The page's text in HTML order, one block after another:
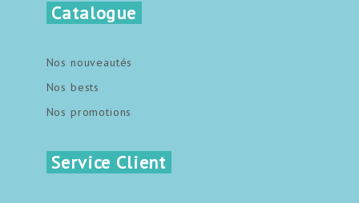
Catalogue
Nos nouveautés
Nos bests
Nos promotions
Service Client